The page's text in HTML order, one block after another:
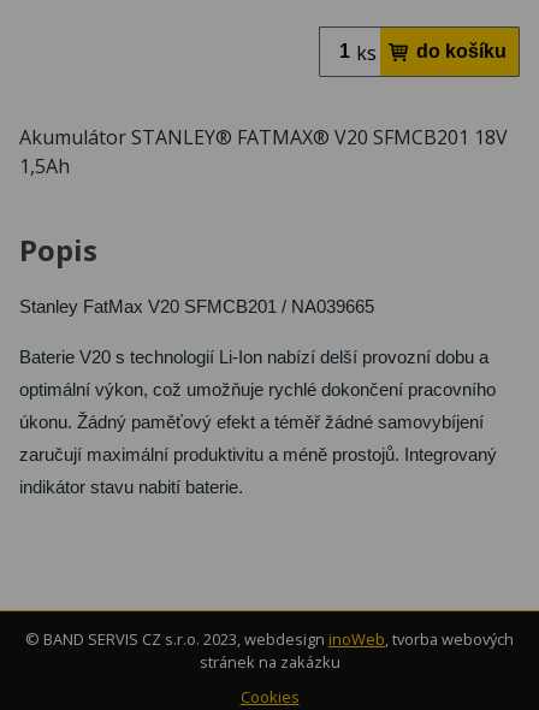
ks
Akumulátor STANLEY® FATMAX® V20 SFMCB201 18V
1,5Ah
Popis
Stanley FatMax V20 SFMCB201 / NA039665
Baterie V20 s technologií Li-Ion nabízí delší provozní dobu a
optimální výkon, což umožňuje rychlé dokončení pracovního
úkonu. Žádný paměťový efekt a téměř žádné samovybíjení
zaručují maximální produktivitu a méně prostojů. Integrovaný
indikátor stavu nabití baterie.
© BAND SERVIS CZ s.r.o. 2023, webdesign inoWeb, tvorba webových
stránek na zakázku
Cookies